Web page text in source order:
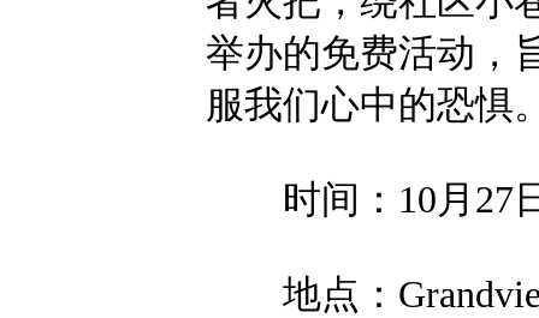
举办的免费活动，
服我们心中的恐惧
时间：10月27日
地点：Grandview